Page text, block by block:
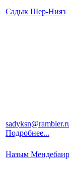
Садык Шер-Нияз
sadyksn
Подробнее...
Назым